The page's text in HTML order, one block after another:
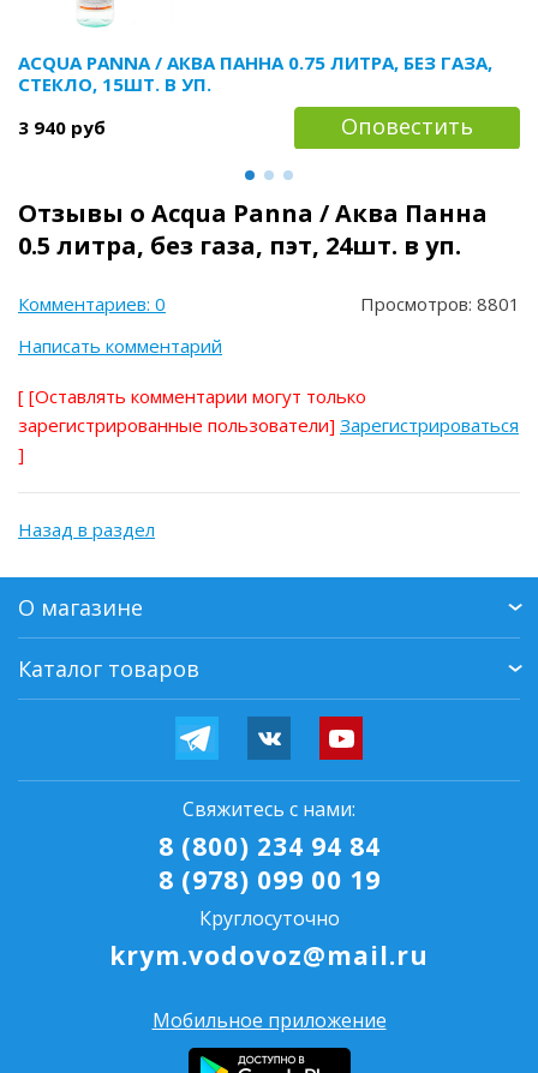
ACQUA PANNA / АКВА ПАННA 0.75 ЛИТРА, БЕЗ ГАЗА,
СТЕКЛО, 15ШТ. В УП.
3 940 руб
Оповестить
Отзывы о Acqua Panna / Аква Панна
0.5 литра, без газа, пэт, 24шт. в уп.
Комментариев: 0
Просмотров: 8801
Написать комментарий
[ [Оставлять комментарии могут только
зарегистрированные пользователи] Зарегистрироваться
]
Назад в раздел
О магазине
Каталог товаров
Свяжитесь с нами:
8 (800) 234 94 84
8 (978) 099 00 19
Круглосуточно
krym.vodovoz@mail.ru
Мобильное приложение